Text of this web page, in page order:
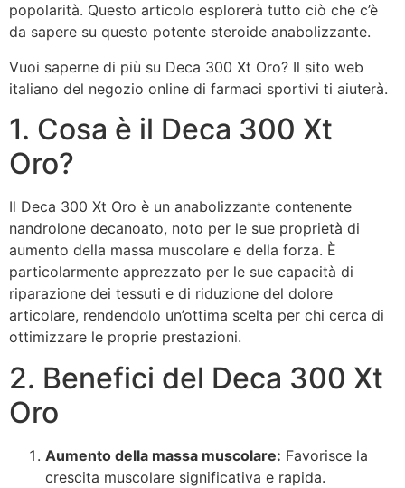
popolarità. Questo articolo esplorerà tutto ciò che c’è
da sapere su questo potente steroide anabolizzante.
Vuoi saperne di più su Deca 300 Xt Oro? Il sito web
italiano del negozio online di farmaci sportivi ti aiuterà.
1. Cosa è il Deca 300 Xt
Oro?
Il Deca 300 Xt Oro è un anabolizzante contenente
nandrolone decanoato, noto per le sue proprietà di
aumento della massa muscolare e della forza. È
particolarmente apprezzato per le sue capacità di
riparazione dei tessuti e di riduzione del dolore
articolare, rendendolo un’ottima scelta per chi cerca di
ottimizzare le proprie prestazioni.
2. Benefici del Deca 300 Xt
Oro
Aumento della massa muscolare: Favorisce la
crescita muscolare significativa e rapida.